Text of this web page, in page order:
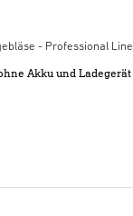
- Professional Line
Akku und Ladegerät